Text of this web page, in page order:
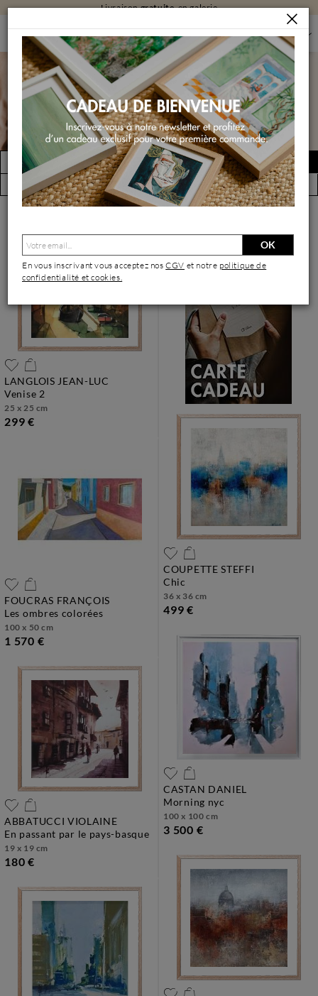
Livraisongratuiteen galerie
PEINTURES PEINTURES PAR THÈME PEINTURES DE VUES URBAINES
Peintures de vues urbaines
FILTRER
(2801 œuvres)
Créer une alerte
Vue par artiste
LANGLOIS JEAN-LUC
venise 2
25 x 25 cm
299 €
FOUCRAS FRANÇOIS
les ombres colorées
100 x 50 cm
1 570 €
COUPETTE STEFFI
chic
36 x 36 cm
499 €
ABBATUCCI VIOLAINE
en passant par le pays-basque
19 x 19 cm
180 €
CASTAN DANIEL
morning nyc
100 x 100 cm
3 500 €
OK
En vous inscrivant vous acceptez nosCGV et notre politique de
confidentialité et cookies.